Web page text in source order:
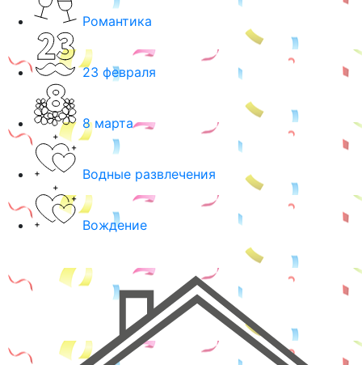
Романтика
23 февраля
8 марта
Водные развлечения
Вождение